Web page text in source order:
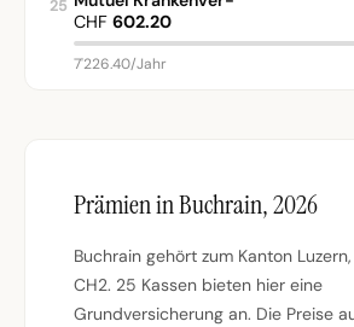
25
CHF 602.20
7'226.40/Jahr
Prämien in Buchrain, 2026
Buchrain gehört zum Kanton
CH2. 25 Kassen bieten hier eine
Grundversicherung an. Die Preise